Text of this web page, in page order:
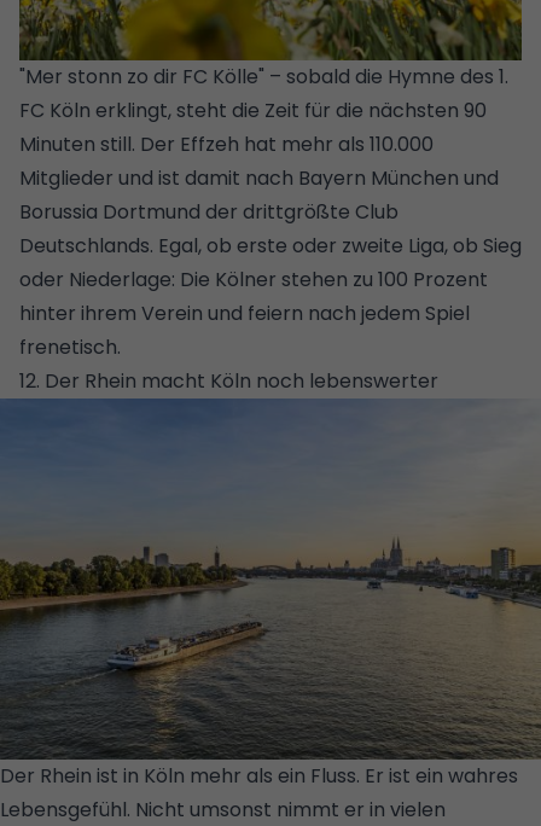
"Mer stonn zo dir FC Kölle" – sobald die Hymne des 1.
FC Köln erklingt, steht die Zeit für die nächsten 90
Minuten still. Der Effzeh hat mehr als 110.000
Mitglieder und ist damit nach Bayern München und
Borussia Dortmund der drittgrößte Club
Deutschlands. Egal, ob erste oder zweite Liga, ob Sieg
oder Niederlage: Die Kölner stehen zu 100 Prozent
hinter ihrem Verein und feiern nach jedem Spiel
frenetisch.
12. Der Rhein macht Köln noch lebenswerter
Der Rhein ist in Köln mehr als ein Fluss. Er ist ein wahres
Lebensgefühl. Nicht umsonst nimmt er in vielen